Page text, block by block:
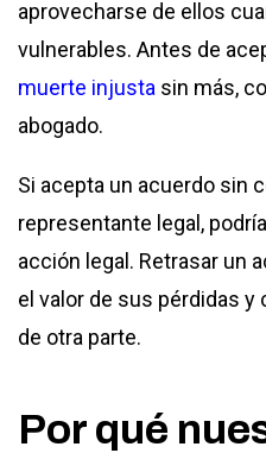
aprovecharse de ellos
vulnerables. Antes de
muerte injusta sin más,
abogado.
Si acepta un acuerdo sin
representante legal,
acción legal. Retrasar un
el valor de sus pérdidas
de otra parte.
Por qué